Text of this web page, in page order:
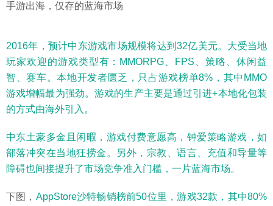
手游出海，仅存的蓝海市场
2016年，预计中东游戏市场规模将达到32亿美元。大受当地
玩家欢迎的游戏类型有：MMORPG、FPS、策略、休闲益
智、赛车。本地开发者匮乏，只占游戏榜单8%，其中MMO
游戏增幅最为强劲。游戏的生产主要是通过引进+本地化包装
的方式由海外引入。
中东土豪多金且闲暇，游戏付费意愿高，钟爱策略游戏，如
部落冲突在当地狂捞金。另外，宗教、语言、充值和导量等
障碍也间接提升了市场竞争准入门槛，一片蓝海市场。
下图， AppStore沙特畅销榜前50位里，游戏32款，其中80%